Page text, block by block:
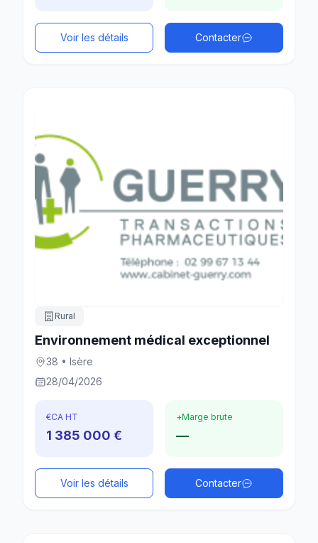
Voir les détails Contacter
Rural
Environnement médical exceptionnel
38 • Isère
28/04/2026
€CA HT
1 385 000 €
+Marge brute
—
Voir les détails Contacter